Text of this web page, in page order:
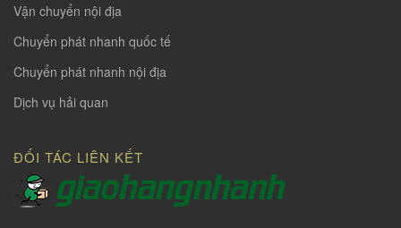
Vận chuyển nội địa
Chuyển phát nhanh quốc tế
Chuyển phát nhanh nội địa
Dịch vụ hải quan
ĐỐI TÁC LIÊN KẾT